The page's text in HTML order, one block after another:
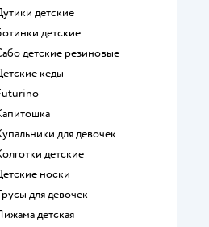
Дутики детские
Ботинки детские
Сабо детские резиновые
Детские кеды
Futurino
Капитошка
Купальники для девочек
Колготки детские
Детские носки
Трусы для девочек
Пижама детская